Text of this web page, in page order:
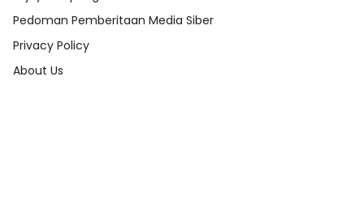
Pedoman Pemberitaan Media Siber
Privacy Policy
About Us